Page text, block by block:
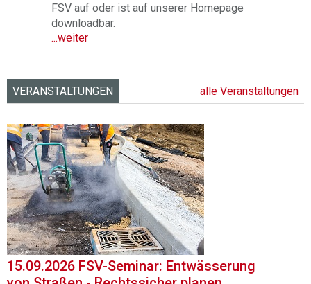
FSV auf oder ist auf unserer Homepage
downloadbar.
...weiter
VERANSTALTUNGEN alle Veranstaltungen
15.09.2026 FSV-Seminar: Entwässerung